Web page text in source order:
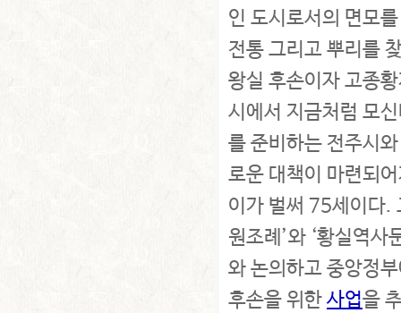
인 도시로서의 면모
전통 그리고 뿌리를
왕실 후손이자 고종
시에서 지금처럼 모
를 준비하는 전주시
로운 대책이 마련되
이가 벌써 75세이다.
원조례’와 ‘황실역사
와 논의하고 중앙정
후손을 위한사업을